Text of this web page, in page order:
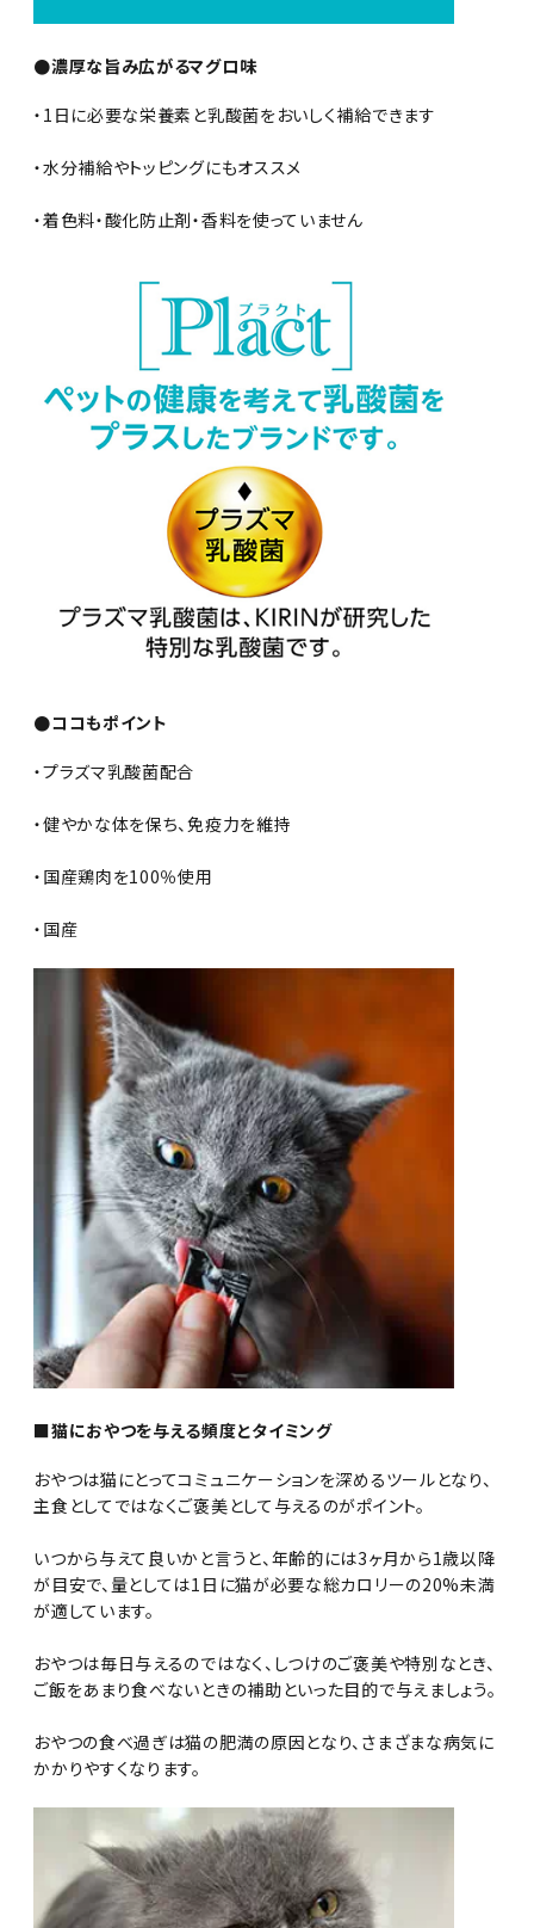
●濃厚な旨み広がるマグロ味
・1日に必要な栄養素と乳酸菌をおいしく補給できます
・水分補給やトッピングにもオススメ
・着色料・酸化防止剤・香料を使っていません
●ココもポイント
・プラズマ乳酸菌配合
・健やかな体を保ち、免疫力を維持
・国産鶏肉を100％使用
・国産
■猫におやつを与える頻度とタイミング
おやつは猫にとってコミュニケーションを深めるツールとなり、
主食としてではなくご褒美として与えるのがポイント。
いつから与えて良いかと言うと、年齢的には3ヶ月から1歳以降
が目安で、量としては1日に猫が必要な総カロリーの20%未満
が適しています。
おやつは毎日与えるのではなく、しつけのご褒美や特別なとき、
ご飯をあまり食べないときの補助といった目的で与えましょう。
おやつの食べ過ぎは猫の肥満の原因となり、さまざまな病気に
かかりやすくなります。